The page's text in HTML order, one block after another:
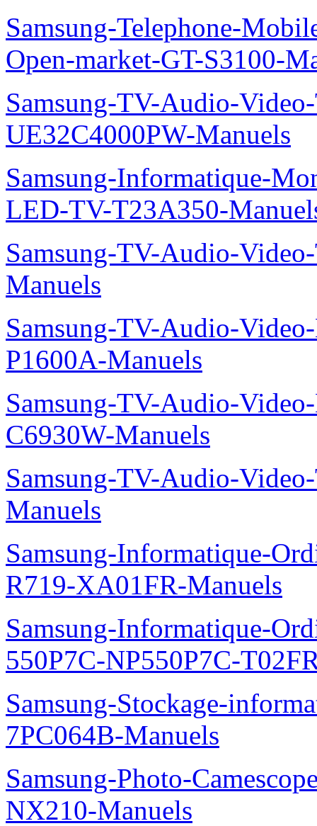
Samsung-Telephone-
Open-market-GT-S3100-
Samsung-TV-Audio-
UE32C4000PW-Manuels
Samsung-Informatique-
LED-TV-T23A350-
Samsung-TV-Audio-
Manuels
Samsung-TV-Audio-
P1600A-Manuels
Samsung-TV-Audio-
C6930W-Manuels
Samsung-TV-Audio-
Manuels
Samsung-Informatique-
R719-XA01FR-Manuels
Samsung-Informatique-
550P7C-NP550P7C-
Samsung-Stockage-
7PC064B-Manuels
Samsung-Photo-
NX210-Manuels